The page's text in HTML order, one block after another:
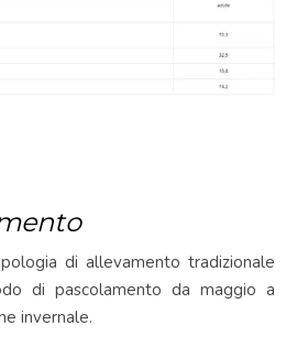
di allevamento tradizionale
di pascolamento da maggio a
invernale.